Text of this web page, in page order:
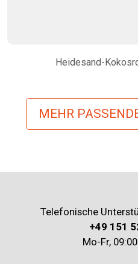
Heidesand-
MEHR
Telefonische
+49 151
Mo-Fr,